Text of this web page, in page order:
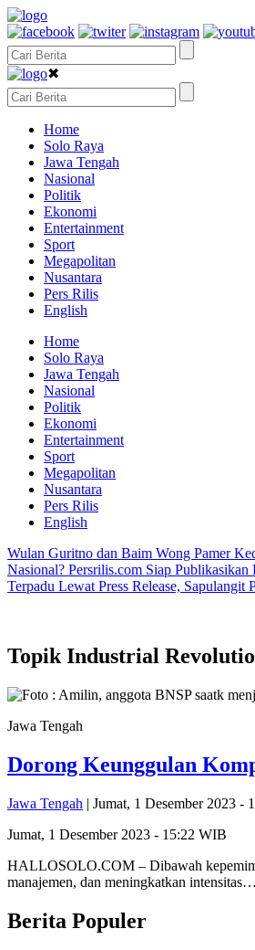
✖
Home
Solo Raya
Jawa Tengah
Nasional
Politik
Ekonomi
Entertainment
Sport
Megapolitan
Nusantara
Pers Rilis
English
Home
Solo Raya
Jawa Tengah
Nasional
Politik
Ekonomi
Entertainment
Sport
Megapolitan
Nusantara
Pers Rilis
English
Wulan Guritno dan Baim Wong Pamer
Nasional? Persrilis.com Siap Publikasikan
Terpadu Lewat Press Release, Sapulangit
Topik Industrial
Jawa Tengah
Dorong Keunggulan
Jawa Tengah | Jumat, 1 Desember 2023 -
Jumat, 1 Desember 2023 - 15:22 WIB
HALLOSOLO.COM – Dibawah
manajemen, dan meningkatkan intensitas…
Berita Populer